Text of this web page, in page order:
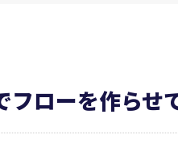
提供サービス
ローを作らせ